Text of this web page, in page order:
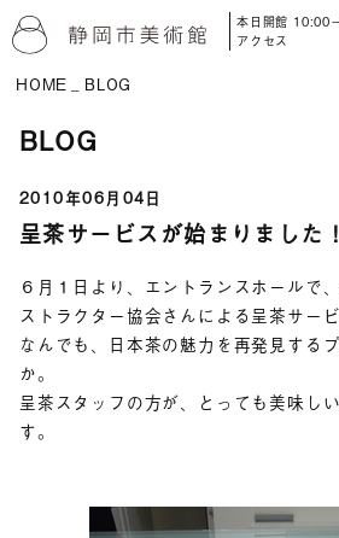
本日開館 10:00
アクセス
HOME BLOG
BLOG
2010年06月04日
呈茶サービスが始まりました！
６月１日より、エントランスホールで
ストラクター協会さんによる呈茶サー
なんでも、日本茶の魅力を再発見する
か。
呈茶スタッフの方が、とっても美味し
す。